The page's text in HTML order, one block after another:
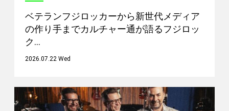
ベテランフジロッカーから新世代メディア
の作り手までカルチャー通が語るフジロッ
ク…
2026.07.22 Wed